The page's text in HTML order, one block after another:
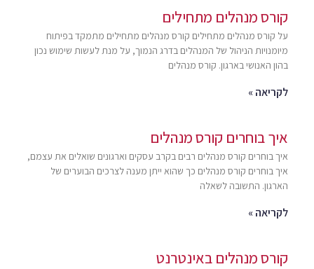
קורס מנהלים מתחילים
על קורס מנהלים מתחילים קורס מנהלים מתחילים מתמקד בפיתוח
מיומנויות הניהול של המנהלים בדרג הנמוך, על מנת לעשות שימוש נכון
בהון האנושי בארגון. קורס מנהלים
לקריאה »
איך בוחרים קורס מנהלים
איך בוחרים קורס מנהלים רבים בקרב עסקים וארגונים שואלים את עצמם,
איך בוחרים קורס מנהלים כך שהוא ייתן מענה לצרכים הבוערים של
הארגון. התשובה לשאלה
לקריאה »
קורס מנהלים באינטרנט